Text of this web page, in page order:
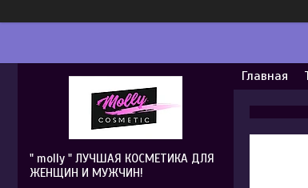
Главная
" molly " ЛУЧШАЯ КОСМЕТИКА ДЛЯ
ЖЕНЩИН И МУЖЧИН!